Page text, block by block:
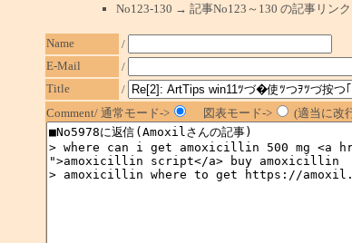
No123-130 → 記事No123～130 の記事リンク
Name
/
E-Mail
/
Title
/
Comment/ 通常モード->
図表モード-> (適当に改